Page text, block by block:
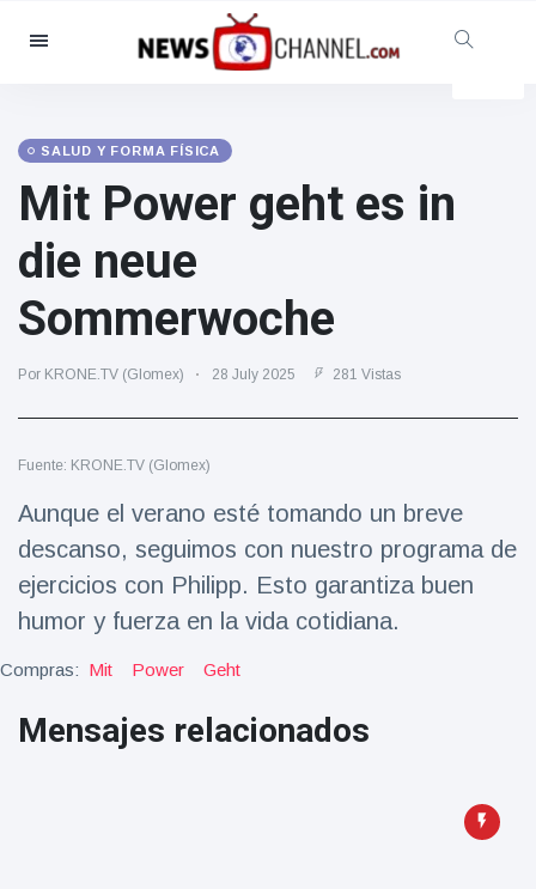
Categorías
Social y Diversión
(155)
Cine y TV
(81)
(237)
Celebridades
Moda y Belleza
(122)
Comida y bebida
(79)
Estilo de vida y Docu-
(121)
Salud y forma física
(73)
Viajes y Aventura
(77)
SALUD Y FORMA FÍSICA
Mit Power geht es in
die neue
Sommerwoche
Por KRONE.TV (Glomex) 28 July 2025 281 Vistas
Fuente: KRONE.TV (Glomex)
Aunque el verano esté tomando un breve
descanso, seguimos con nuestro programa de
ejercicios con Philipp. Esto garantiza buen
humor y fuerza en la vida cotidiana.
Compras: Mit Power Geht
Mensajes relacionados